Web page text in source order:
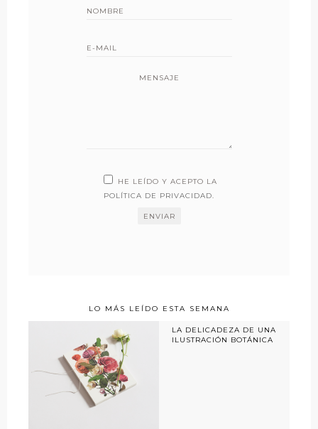
MENSAJE
HE LEÍDO Y ACEPTO LA
POLÍTICA DE PRIVACIDAD.
LO MÁS LEÍDO ESTA SEMANA
LA DELICADEZA DE UNA
ILUSTRACIÓN BOTÁNICA